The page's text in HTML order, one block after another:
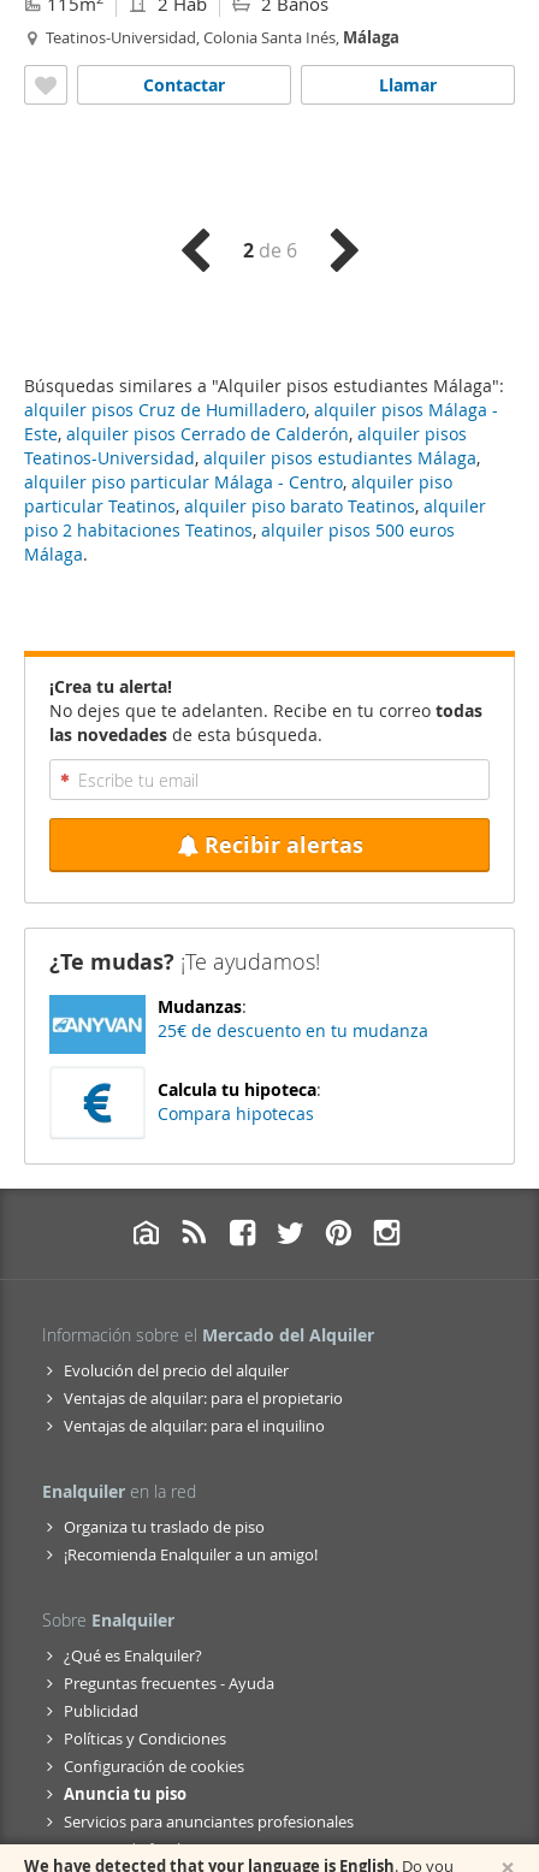
Búsquedas similares a "Alquiler pisos estudiantes Málaga":
alquiler pisos Cruz de Humilladero, alquiler pisos Málaga -
Este, alquiler pisos Cerrado de Calderón, alquiler pisos
Teatinos-Universidad, alquiler pisos estudiantes Málaga,
alquiler piso particular Málaga - Centro, alquiler piso
particular Teatinos, alquiler piso barato Teatinos, alquiler
piso 2 habitaciones Teatinos, alquiler pisos 500 euros
Málaga.
Teatinos-Universidad, Colonia Santa Inés, Málaga
Llamar
Contactar
2de 6
¡Crea tu alerta!
No dejes que te adelanten. Recibe en tu correo todas
las novedades de esta búsqueda.
Recibir alertas
¿Te mudas? ¡Te ayudamos!
Mudanzas:
25€ de descuento en tu mudanza
Calcula tu hipoteca:
Compara hipotecas
Información sobre el Mercado del Alquiler
Evolución del precio del alquiler
Ventajas de alquilar: para el propietario
Ventajas de alquilar: para el inquilino
Enalquiler en la red
Organiza tu traslado de piso
¡Recomienda Enalquiler a un amigo!
Sobre Enalquiler
¿Qué es Enalquiler?
Preguntas frecuentes - Ayuda
Publicidad
Políticas y Condiciones
Configuración de cookies
Anuncia tu piso
Servicios para anunciantes profesionales
Anuncio de fusión
We have detected that your language is English. Do you